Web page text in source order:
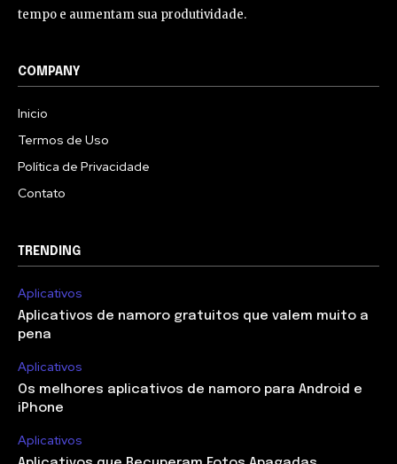
tempo e aumentam sua produtividade.
COMPANY
Inicio
Termos de Uso
Política de Privacidade
Contato
TRENDING
Aplicativos
Aplicativos de namoro gratuitos que valem muito a
pena
Aplicativos
Os melhores aplicativos de namoro para Android e
iPhone
Aplicativos